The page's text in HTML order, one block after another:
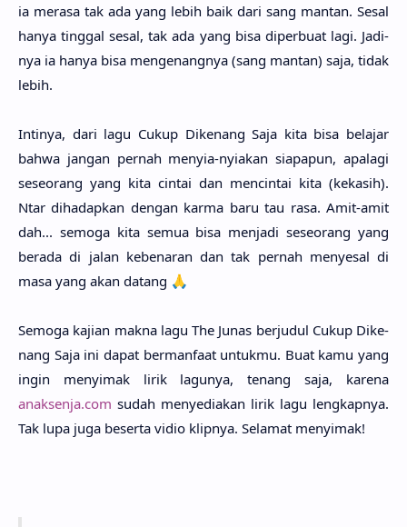
ia mera­sa tak ada yang lebih baik dari sang man­tan. Sesal
hanya ting­gal sesal, tak ada yang bisa diperbu­at lagi. Jadi­
nya ia hanya bisa mengenang­nya (sang man­tan) saja, tidak
lebih.
Inti­nya, dari lagu Cukup Dike­nang Saja kita bisa bela­jar
bahwa jangan per­nah menyia-nyia­kan siapa­pun, apala­gi
seseo­rang yang kita cin­tai dan mencin­tai kita (keka­sih).
Ntar dihadap­kan dengan karma baru tau rasa. Amit-amit
dah... semo­ga kita semua bisa menja­di seseo­rang yang
bera­da di jalan kebena­ran dan tak per­nah menye­sal di
masa yang akan datang 🙏
Semo­ga kaji­an makna lagu The Junas berju­dul Cukup Dike­
nang Saja ini dapat bermanfa­at untuk­mu. Buat kamu yang
ingin menyi­mak lirik lagu­nya, tenang saja, kare­na
anaksenja.com sudah menyedia­kan lirik lagu lengkap­nya.
Tak lupa juga beser­ta vidio klip­nya. Sela­mat menyi­mak!